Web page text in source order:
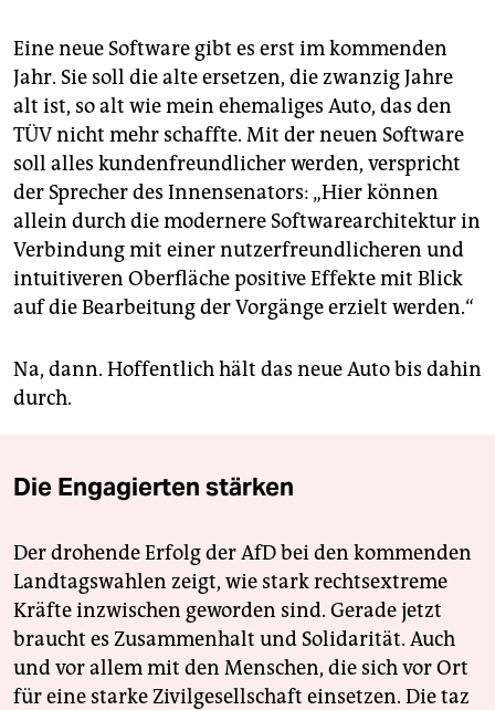
Eine neue Software gibt es erst im kommenden
Jahr. Sie soll die alte ersetzen, die zwanzig Jahre
alt ist, so alt wie mein ehemaliges Auto, das den
TÜV nicht mehr schaffte. Mit der neuen Software
soll alles kundenfreundlicher werden, verspricht
der Sprecher des Innensenators: „Hier können
allein durch die modernere Softwarearchitektur in
Verbindung mit einer nutzerfreundlicheren und
intuitiveren Oberfläche positive Effekte mit Blick
auf die Bearbeitung der Vorgänge erzielt werden.“
Na, dann. Hoffentlich hält das neue Auto bis dahin
durch.
Die Engagierten stärken
Der drohende Erfolg der AfD bei den kommenden
Landtagswahlen zeigt, wie stark rechtsextreme
Kräfte inzwischen geworden sind. Gerade jetzt
braucht es Zusammenhalt und Solidarität. Auch
und vor allem mit den Menschen, die sich vor Ort
für eine starke Zivilgesellschaft einsetzen. Die taz